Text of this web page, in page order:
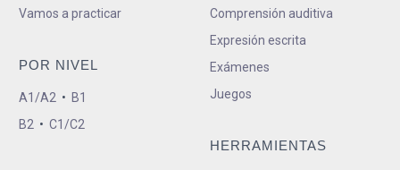
Vamos a practicar
POR NIVEL
A1/A2 • B1
B2 • C1/C2
Comprensión auditiva
Expresión escrita
Exámenes
Juegos
HERRAMIENTAS